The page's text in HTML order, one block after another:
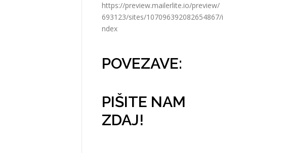
https://preview.mailerlite.io/preview/
693123/sites/107096392082654867/i
ndex
POVEZAVE:
PIŠITE NAM
ZDAJ!